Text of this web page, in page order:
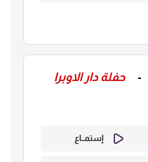
-
حفلة دار الاوبرا
إستمــاع